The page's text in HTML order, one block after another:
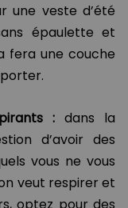
une veste d’été
épaulette et
fera une couche
:dans la
d’avoir des
vous ne vous
veut respirer et
optez pour des